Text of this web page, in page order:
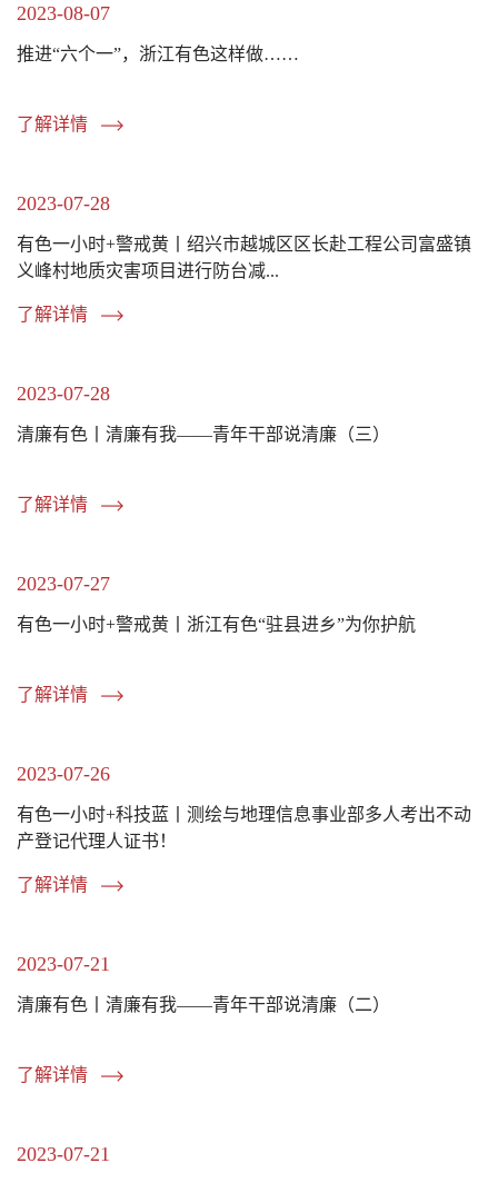
2023-08-07
推进“六个一”，浙江有色这样做……
了解详情
2023-07-28
有色一小时+警戒黄丨绍兴市越城区区长赴工程公司富盛镇
义峰村地质灾害项目进行防台减...
了解详情
2023-07-28
清廉有色丨清廉有我——青年干部说清廉（三）
了解详情
2023-07-27
有色一小时+警戒黄丨浙江有色“驻县进乡”为你护航
了解详情
2023-07-26
有色一小时+科技蓝丨测绘与地理信息事业部多人考出不动
产登记代理人证书！
了解详情
2023-07-21
清廉有色丨清廉有我——青年干部说清廉（二）
了解详情
2023-07-21